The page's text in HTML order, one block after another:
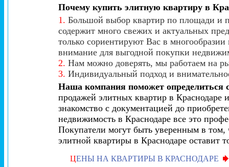
Почему купить элитную квартиру в
1. Большой выбор квартир по площади и
содержит много свежих и актуальных
только сориентируют Вас в
внимание для выгодной покупки
2. Нам можно доверять, мы работаем на
3. Индивидуальный подход и
Наша компания поможет определиться
продажей элитных квартир в Краснодаре
знакомство с документацией до
недвижимость в Краснодаре все это
Покупатели могут быть уверенным в том,
элитной квартиры в Краснодаре оставит
ЦЕНЫ НА КВАРТИРЫ В КРАСНОДАРЕ